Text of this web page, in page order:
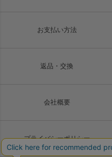
お支払い方法
返品・交換
会社概要
プライバシーポリシー